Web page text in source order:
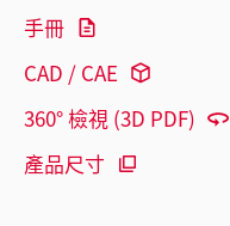
手冊
CAD / CAE
360° 檢視 (3D PDF)
產品尺寸